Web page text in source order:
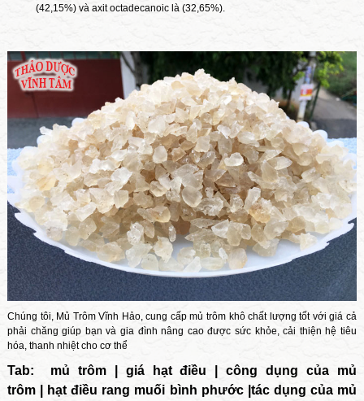
(42,15%) và axit octadecanoic là (32,65%).
Chúng tôi, Mủ Trôm Vĩnh Hảo, cung cấp mủ trôm khô chất lượng tốt với giá cả
phải chăng giúp bạn và gia đình nâng cao được sức khỏe, cải thiện hệ tiêu
hóa, thanh nhiệt cho cơ thể
Tab: mủ trôm| giá hạt điều |công dụng của mủ
trôm| hạt điều rang muối bình phước| tác dụng của mủ